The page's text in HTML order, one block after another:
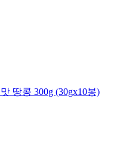
땅콩 300g (30gx10봉)